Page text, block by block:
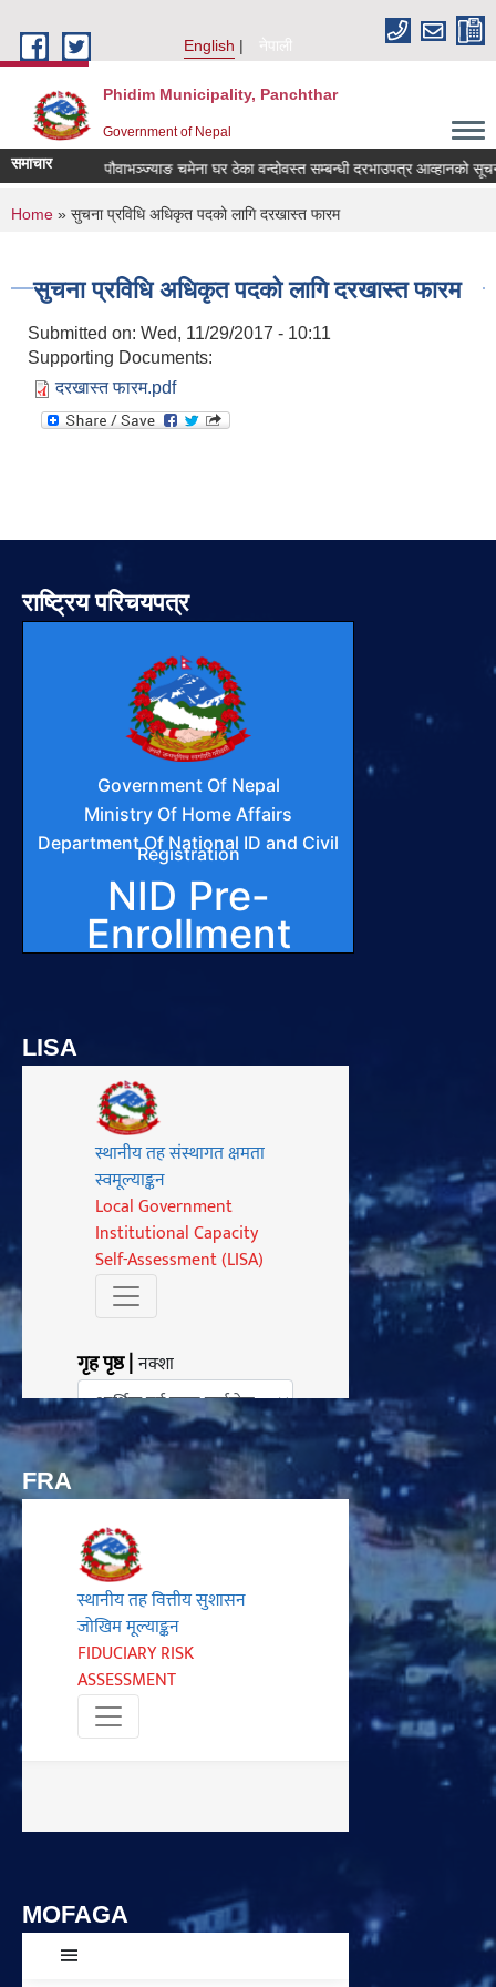
English
नेपाली
Phidim Municipality, Panchthar
Government of Nepal
समाचार पौवाभञ्ज्याङ चमेना घर ठेका वन्दोवस्त सम्बन्धी दरभाउपत्र आव्हानको सूचना
You are here
Home » सुचना प्रविधि अधिकृत पदको लागि दरखास्त फारम
सुचना प्रविधि अधिकृत पदको लागि दरखास्त फारम
Submitted on: Wed, 11/29/2017 - 10:11
Supporting Documents:
दरखास्त फारम.pdf
राष्ट्रिय परिचयपत्र
LISA
FRA
MOFAGA